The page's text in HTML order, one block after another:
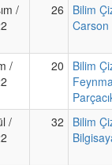
/
26
Bilim
Carson
/
20
Bilim
/
32
Bilim